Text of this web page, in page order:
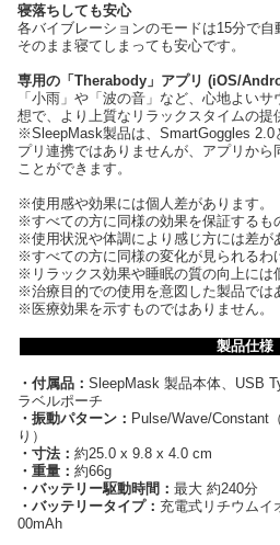
寝落ちしても安心
各バイブレーションのモードは15分で
そのまま寝てしまっても安心です。
専用の「Therabody」アプリ (iOS/
「小雨」や「波の音」など、心地よい
想で、より上質なリラックスタイムの提
※SleepMask製品は、SmartGoggles 2.0
プリ連携ではありませんが、アプリから
ことができます。
※使用感や効果には個人差があります。
※すべての方に同様の効果を保証するも
※使用状況や体調により感じ方には差が
※すべての方に同様の変化が見られるわ
※リラックス効果や睡眠の質の向上には
※治療目的での使用を意図した製品では
※医療効果を示すものではありません。
製品仕様
・付属品： SleepMask 製品本体、USB
ラベルポーチ
・振動パターン： Pulse/Wave/Constant
り）
・寸法： 約25.0 x 9.8 x 4.0 cm
・重量： 約66g
・バッテリー駆動時間： 最大 約240分
・バッテリータイプ： 充電式リチウムイ
00mAh